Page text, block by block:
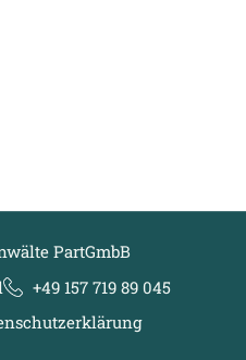
PartGmbB
+49 157 719 89 045